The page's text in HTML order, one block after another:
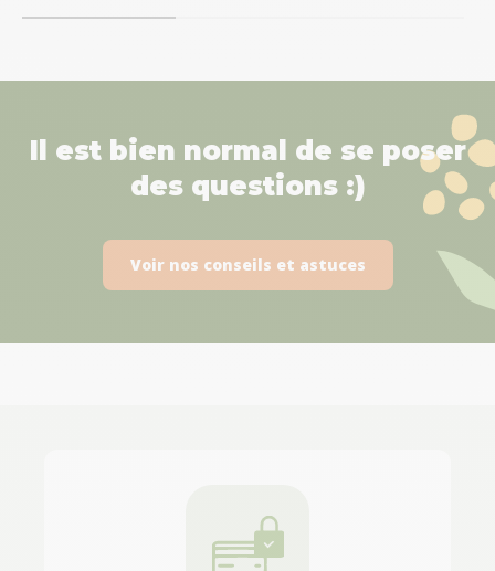
Il est bien normal de se poser
des questions :)
Voir nos conseils et astuces